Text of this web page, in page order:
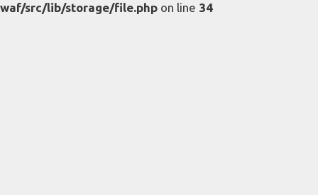
waf/src/lib/storage/file.php on line 34